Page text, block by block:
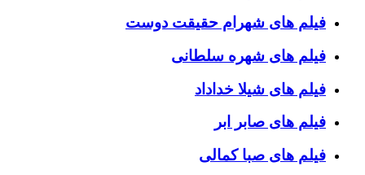
فیلم های شهرام حقیقت دوست
فیلم های شهره سلطانی
فیلم های شیلا خداداد
فیلم های صابر ابر
فیلم های صبا کمالی